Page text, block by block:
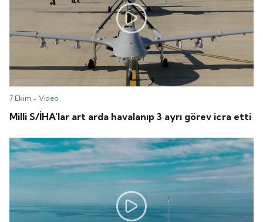
7 Ekim -Video
Milli S/İHA'lar art arda havalanıp 3 ayrı görev icra etti